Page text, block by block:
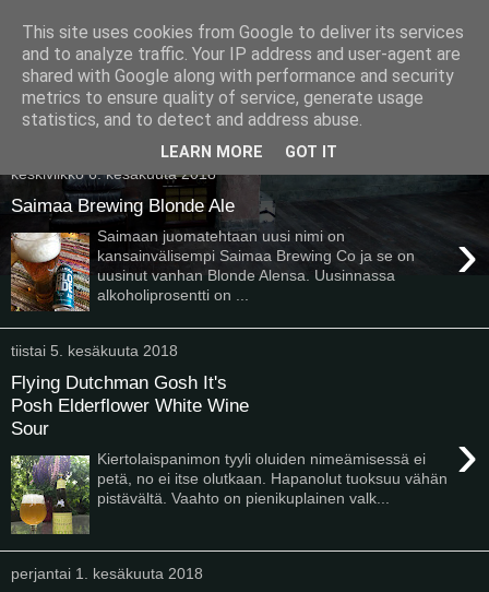
Pullollinen
keskiviikko 6. kesäkuuta 2018
Saimaa Brewing Blonde Ale
›
Saimaan juomatehtaan uusi nimi on
kansainvälisempi Saimaa Brewing Co ja se on
uusinut vanhan Blonde Alensa. Uusinnassa
alkoholiprosentti on ...
tiistai 5. kesäkuuta 2018
Flying Dutchman Gosh It's
Posh Elderflower White Wine
Sour
›
Kiertolaispanimon tyyli oluiden nimeämisessä ei
petä, no ei itse olutkaan. Hapanolut tuoksuu vähän
pistävältä. Vaahto on pienikuplainen valk...
perjantai 1. kesäkuuta 2018
This site uses cookies from Google to deliver its services
and to analyze traffic. Your IP address and user-agent are
shared with Google along with performance and security
metrics to ensure quality of service, generate usage
statistics, and to detect and address abuse.
LEARN MORE GOT IT